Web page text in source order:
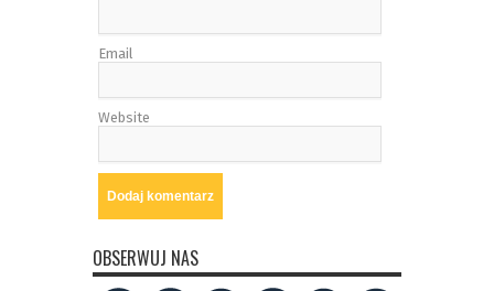
Email
Website
OBSERWUJ NAS